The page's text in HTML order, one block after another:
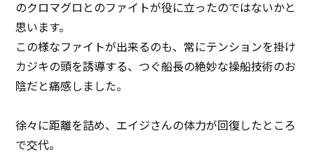
のクロマグロとのファイトが役に立ったのではないかと
思います。
この様なファイトが出来るのも、常にテンションを掛け
カジキの頭を誘導する、つぐ船長の絶妙な操船技術のお
陰だと痛感しました。
徐々に距離を詰め、エイジさんの体力が回復したところ
で交代。